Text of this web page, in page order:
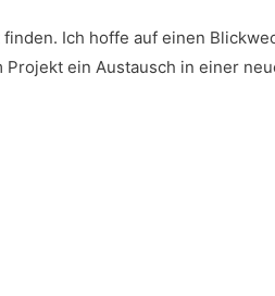
Ich hof­fe auf einen
ein Aus­tausch in einer